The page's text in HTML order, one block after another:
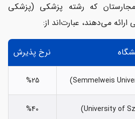
که رشته پزشکی (پزشکی
می‌دهند، عبارت‌اند از:
نرخ پذیرش
%25
%40